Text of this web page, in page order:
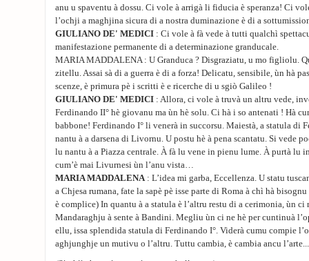
anu u spaventu à dossu. Ci vole à arrigà li fiducia è speranza! Ci
l’ochji a maghjina sicura di a nostra duminazione è di a
GIULIANO DE' MEDICI : Ci vole à fà vede à tutti qualchì
manifestazione permanente di a determinazione granducale.
MARIA MADDALENA : U Granduca ? Disgraziatu, u mo figliolu.
zitellu. Assai sà di a guerra è di a forza! Delicatu, sensibile, ùn hà
scenze, è primura pè i scritti è e ricerche di u sgiò Galileo !
GIULIANO DE' MEDICI : Allora, ci vole à truvà un altru vede,
Ferdinando II° hè giovanu ma ùn hè solu. Ci hà i so antenati ! Hà
babbone! Ferdinando I° li venerà in succorsu. Maiestà, a statula di
nantu à a darsena di Livornu. U postu hè à pena scantatu. Si vede
lu nantu à a Piazza centrale. À fà lu vene in pienu lume. À purtà lu
cum’è mai Livurnesi ùn l’anu vista…
MARIA MADDALENA : L’idea mi garba, Eccellenza. U statu
a Chjesa rumana, fate la sapè pè isse parte di Roma à chì hà
è complice) In quantu à a statula è l’altru restu di a cerimonia, ùn ci
Mandaraghju à sente à Bandini. Megliu ùn ci ne hè per cuntinuà
ellu, issa splendida statula di Ferdinando I°. Viderà cumu compie
aghjunghje un mutivu o l’altru. Tuttu cambia, è cambia ancu l’arte...